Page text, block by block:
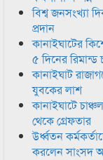
বিশ্ব জনসংখ্যা
প্রদান
কানাইঘাটের
৫ দিনের
কানাইঘাট
যুবকের লাশ
কানাইঘাটে
থেকে গ্রেফতার
উর্ধ্বতন
করলেন সাংসদ